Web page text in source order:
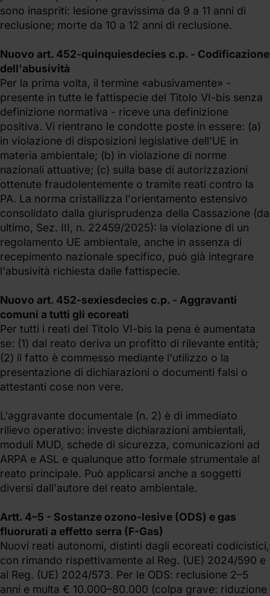
sono inaspriti: lesione gravissima da 9 a 11 anni di
reclusione; morte da 10 a 12 anni di reclusione.
Nuovo art. 452-quinquiesdecies c.p. - Codificazione
dell'abusività
Per la prima volta, il termine «abusivamente» -
presente in tutte le fattispecie del Titolo VI-bis senza
definizione normativa - riceve una definizione
positiva. Vi rientrano le condotte poste in essere: (a)
in violazione di disposizioni legislative dell'UE in
materia ambientale; (b) in violazione di norme
nazionali attuative; (c) sulla base di autorizzazioni
ottenute fraudolentemente o tramite reati contro la
PA. La norma cristallizza l'orientamento estensivo
consolidato dalla giurisprudenza della Cassazione (da
ultimo, Sez. III, n. 22459/2025): la violazione di un
regolamento UE ambientale, anche in assenza di
recepimento nazionale specifico, può già integrare
l'abusività richiesta dalle fattispecie.
Nuovo art. 452-sexiesdecies c.p. - Aggravanti
comuni a tutti gli ecoreati
Per tutti i reati del Titolo VI-bis la pena è aumentata
se: (1) dal reato deriva un profitto di rilevante entità;
(2) il fatto è commesso mediante l'utilizzo o la
presentazione di dichiarazioni o documenti falsi o
attestanti cose non vere.
L'aggravante documentale (n. 2) è di immediato
rilievo operativo: investe dichiarazioni ambientali,
moduli MUD, schede di sicurezza, comunicazioni ad
ARPA e ASL e qualunque atto formale strumentale al
reato principale. Può applicarsi anche a soggetti
diversi dall'autore del reato ambientale.
Artt. 4–5 - Sostanze ozono-lesive (ODS) e gas
fluorurati a effetto serra (F-Gas)
Nuovi reati autonomi, distinti dagli ecoreati codicistici,
con rimando rispettivamente al Reg. (UE) 2024/590 e
al Reg. (UE) 2024/573. Per le ODS: reclusione 2–5
anni e multa € 10.000–80.000 (colpa grave: riduzione